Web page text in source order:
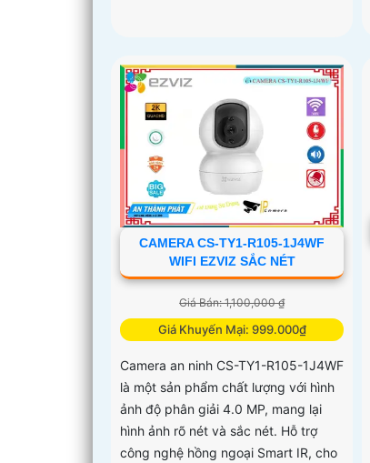
CAMERA CS-TY1-R105-1J4WF
WIFI EZVIZ SẮC NÉT
Giá Bán: 1,100,000 ₫
Giá Khuyến Mại: 999.000₫
Camera an ninh CS-TY1-R105-1J4WF
là một sản phẩm chất lượng với hình
ảnh độ phân giải 4.0 MP, mang lại
hình ảnh rõ nét và sắc nét. Hỗ trợ
công nghệ hồng ngoại Smart IR, cho